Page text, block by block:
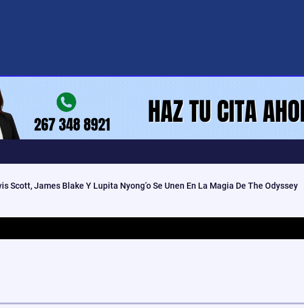
Scott, James Blake Y Lupita Nyong’o Se Unen En La Magia De The Odyssey